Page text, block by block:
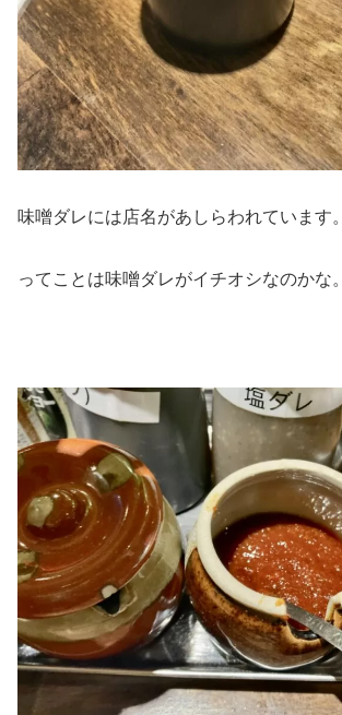
味噌ダレには店名があしらわれています。
ってことは味噌ダレがイチオシなのかな。